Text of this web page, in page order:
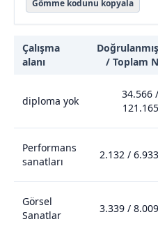
Gömme kodunu kopyala
Çalışma
alanı
Doğrulanmış
/ Toplam N
diploma yok
34.566 /
121.165
Performans
sanatları
2.132 / 6.933
Görsel
Sanatlar
3.339 / 8.009